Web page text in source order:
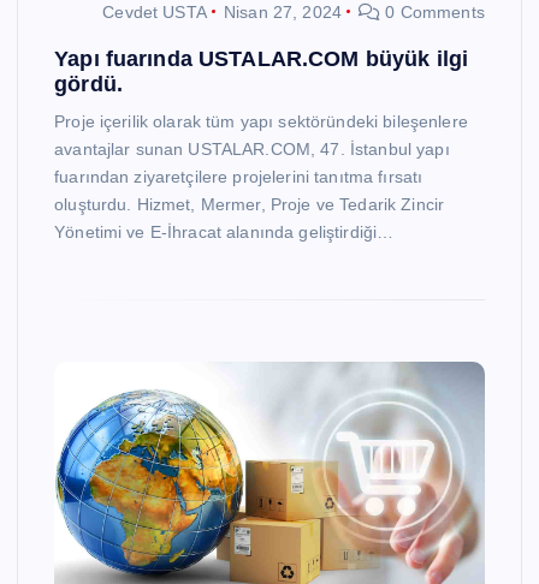
Cevdet USTA Nisan 27, 2024 0 Comments
Yapı fuarında USTALAR.COM büyük ilgi
gördü.
Proje içerilik olarak tüm yapı sektöründeki bileşenlere
avantajlar sunan USTALAR.COM, 47. İstanbul yapı
fuarından ziyaretçilere projelerini tanıtma fırsatı
oluşturdu. Hizmet, Mermer, Proje ve Tedarik Zincir
Yönetimi ve E-İhracat alanında geliştirdiği…